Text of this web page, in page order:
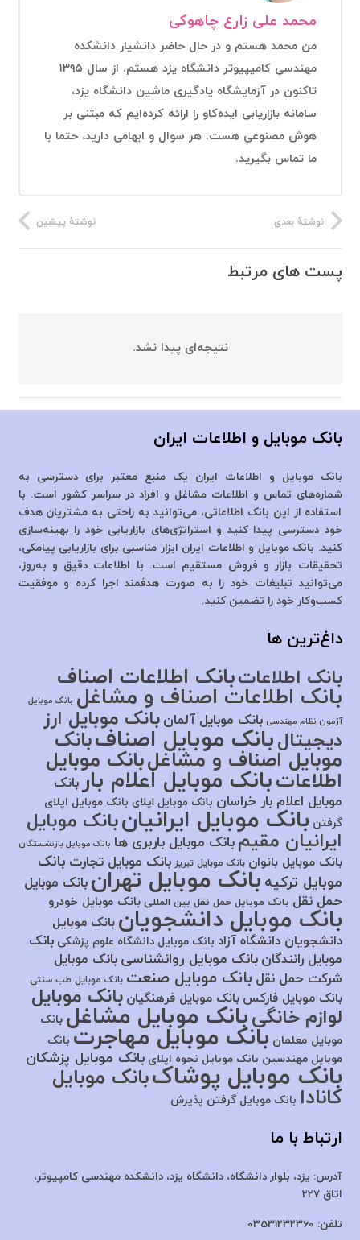
محمد علی زارع چاهوکی
من محمد هستم و در حال حاضر دانشیار دانشکده
مهندسی کامیپیوتر دانشگاه یزد هستم. از سال ۱۳۹۵
تاکنون در آزمایشگاه یادگیری ماشین دانشگاه یزد،
سامانه بازاریابی ایده‌کاو را ارائه کرده‌ایم که مبتنی بر
هوش مصنوعی هست. هر سوال و ابهامی دارید، حتما با
ما تماس بگیرید.
نوشتهٔ پیشین نوشتهٔ بعدی
پست های مرتبط
نتیجه‌ای پیدا نشد.
بانک موبایل و اطلاعات ایران
بانک موبایل و اطلاعات ایران یک منبع معتبر برای دسترسی به
شماره‌های تماس و اطلاعات مشاغل و افراد در سراسر کشور است. با
استفاده از این بانک اطلاعاتی، می‌توانید به راحتی به مشتریان هدف
خود دسترسی پیدا کنید و استراتژی‌های بازاریابی خود را بهینه‌سازی
کنید. بانک موبایل و اطلاعات ایران ابزار مناسبی برای بازاریابی پیامکی،
تحقیقات بازار و فروش مستقیم است. با اطلاعات دقیق و به‌روز،
می‌توانید تبلیغات خود را به صورت هدفمند اجرا کرده و موفقیت
کسب‌وکار خود را تضمین کنید.
داغ‌ترین ها
بانک اطلاعاتبانک اطلاعات اصناف
بانک اطلاعات اصناف و مشاغل بانک موبایل
آزمون نظام مهندسی بانک موبایل آلمان بانک موبایل ارز
دیجیتالبانک موبایل اصنافبانک
موبایل اصناف و مشاغلبانک موبایل
اطلاعاتبانک موبایل اعلام باربانک
موبایل اعلام بار خراسان بانک موبایل اپلای بانک موبایل اپلای
گرفتن بانک موبایل ایرانیانبانک موبایل
ایرانیان مقیم بانک موبایل باربری ها بانک موبایل بازنشستگان
بانک موبایل بانوان بانک موبایل تبریز بانک موبایل تجارت بانک
موبایل ترکیه بانک موبایل تهران بانک موبایل
حمل نقل بانک موبایل حمل نقل بین المللی بانک موبایل خودرو
بانک موبایل دانشجویان بانک موبایل
دانشجویان دانشگاه آزاد بانک موبایل دانشگاه علوم پزشکی بانک
موبایل رانندگان بانک موبایل روانشناسی بانک موبایل
شرکت حمل نقل بانک موبایل صنعت بانک موبایل طب سنتی
بانک موبایل فارکس بانک موبایل فرهنگیان بانک موبایل
لوازم خانگیبانک موبایل مشاغلبانک
موبایل معلمان بانک موبایل مهاجرت بانک
موبایل مهندسین بانک موبایل نحوه اپلای بانک موبایل پزشکان
بانک موبایل پوشاکبانک موبایل
کانادا بانک موبایل گرفتن پذیرش
ارتباط با ما
آدرس: یزد، بلوار دانشگاه، دانشگاه یزد،دانشکده مهندسی کامپیوتر،
اتاق 227
تلفن: 03531232360